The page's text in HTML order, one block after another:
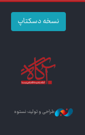
نسخه دسکتاپ
طراحی و تولید: نستوه